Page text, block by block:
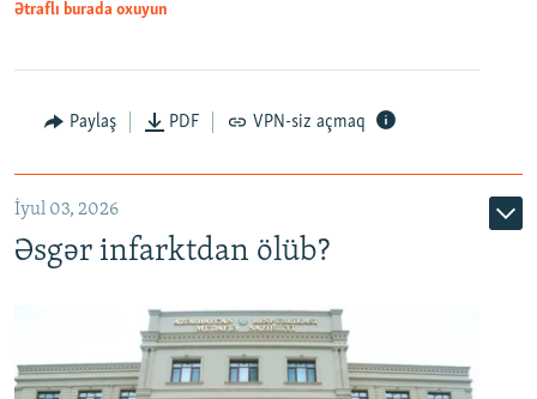
Auto 240p 360p 480p
720p 1080p
Ətraflı burada oxuyun
Paylaş PDF VPN-siz açmaq
İyul 03, 2026
Əsgər infarktdan ölüb?